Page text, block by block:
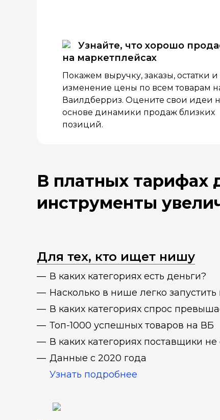
Узнайте, что хорошо
на маркетплейсах
Покажем выручку, заказы, остатки и
изменение цены по всем товарам
Ваилдберриз. Оцените свои идеи
основе динамики продаж близких
позиций.
В платных тарифах
инструменты
Для тех, кто ищет нишу
В каких категориях есть деньги?
Насколько в нише легко
В каких категориях спрос
Топ-1000 успешных товаров на ВБ
В каких категориях поставщики
Данные с 2020 года
Узнать подробнее